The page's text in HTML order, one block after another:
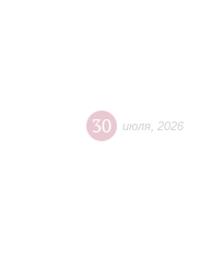
30 июля 2026